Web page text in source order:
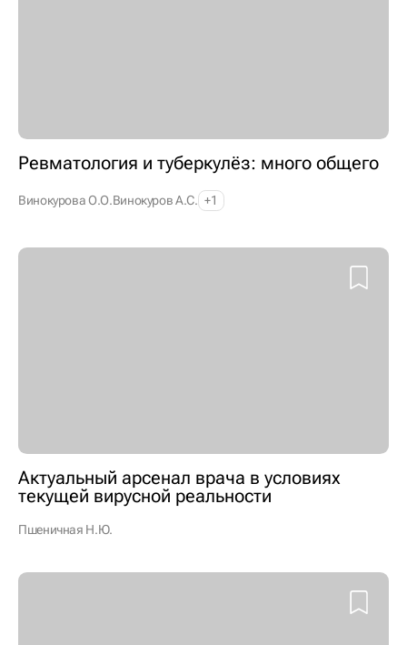
Ревматология и туберкулёз: много общего
Винокурова О.О.Винокуров А.С. +1
Актуальный арсенал врача в условиях
текущей вирусной реальности
Пшеничная Н.Ю.